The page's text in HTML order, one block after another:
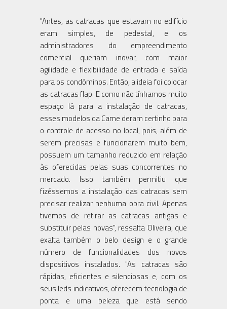
"Antes, as catracas que estavam no edifício
eram simples, de pedestal, e os
administradores do empreendimento
comercial queriam inovar, com maior
agilidade e flexibilidade de entrada e saída
para os condôminos. Então, a ideia foi colocar
as catracas flap. E como não tínhamos muito
espaço lá para a instalação de catracas,
esses modelos da Came deram certinho para
o controle de acesso no local, pois, além de
serem precisas e funcionarem muito bem,
possuem um tamanho reduzido em relação
às oferecidas pelas suas concorrentes no
mercado. Isso também permitiu que
fizéssemos a instalação das catracas sem
precisar realizar nenhuma obra civil. Apenas
tivemos de retirar as catracas antigas e
substituir pelas novas", ressalta Oliveira, que
exalta também o belo design e o grande
número de funcionalidades dos novos
dispositivos instalados. "As catracas são
rápidas, eficientes e silenciosas e, com os
seus leds indicativos, oferecem tecnologia de
ponta e uma beleza que está sendo